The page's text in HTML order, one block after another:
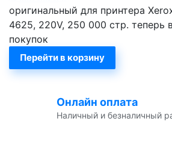
оригинальный для принтера
4625, 220V, 250 000 стр. теперь
покупок
Перейти в корзину
Онлайн оплата
Наличный и безналичный